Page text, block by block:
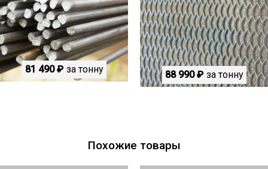
81 490 ₽ за тонну 88 990 ₽ за тонну
Похожие товары